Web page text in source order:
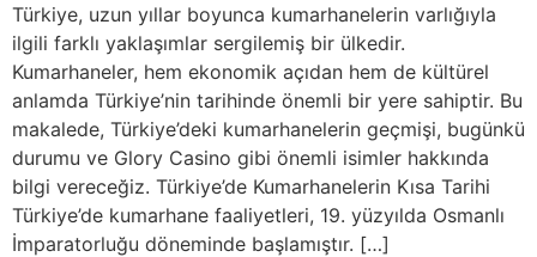
Türkiye, uzun yıllar boyunca kumarhanelerin varlığıyla
ilgili farklı yaklaşımlar sergilemiş bir ülkedir.
Kumarhaneler, hem ekonomik açıdan hem de kültürel
anlamda Türkiye’nin tarihinde önemli bir yere sahiptir. Bu
makalede, Türkiye’deki kumarhanelerin geçmişi, bugünkü
durumu ve Glory Casino gibi önemli isimler hakkında
bilgi vereceğiz. Türkiye’de Kumarhanelerin Kısa Tarihi
Türkiye’de kumarhane faaliyetleri, 19. yüzyılda Osmanlı
İmparatorluğu döneminde başlamıştır. […]